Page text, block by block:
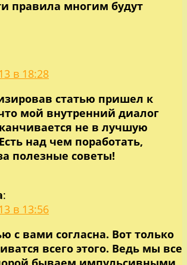
правила многим будут
в 18:28
статью пришел к
мой внутренний диалог
не в лучшую
над чем поработать,
полезные советы!
:
в 13:56
с вами согласна. Вот только
всего этого. Ведь мы все